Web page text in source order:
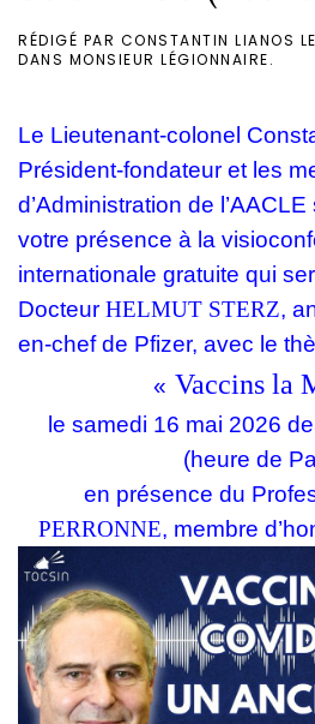
RÉDIGÉ PAR CONSTANTIN LIANOS LE
DANS MONSIEUR LÉGIONNAIRE.
Le Lieutenant-colonel
Président-fondateur et les
d’Administration de
votre présence à la
internationale gratuite qui
Docteur HELMUT STERZ,
en-chef de Pfizer, avec le
« Vaccins la
le samedi 16 mai 2026
(heure de
en présence du
PERRONNE, membre